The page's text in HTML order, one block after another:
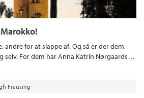
andre for at slappe af. Og så er der dem,
selv. For dem har Anna Katrin Nørgaards…
Frausing